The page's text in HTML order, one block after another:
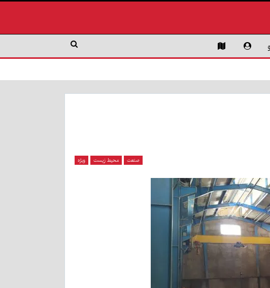
صنعت محیط زیست ویژه